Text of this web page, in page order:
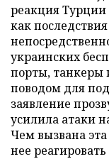
реакция Турции
как
украинских
порты, танкеры
поводом для
заявление
усилила атаки
Чем вызвана
нее